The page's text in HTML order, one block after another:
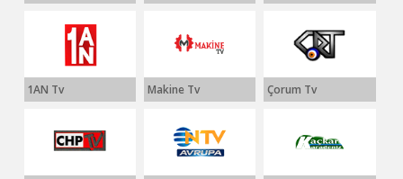
1AN Tv Makine Tv Çorum Tv